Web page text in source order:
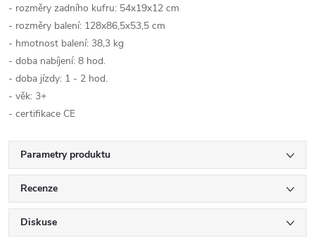
- rozměry zadního kufru: 54x19x12 cm
- rozměry balení: 128x86,5x53,5 cm
- hmotnost balení: 38,3 kg
- doba nabíjení: 8 hod.
- doba jízdy: 1 - 2 hod.
- věk: 3+
- certifikace CE
Parametry produktu
Recenze
Diskuse